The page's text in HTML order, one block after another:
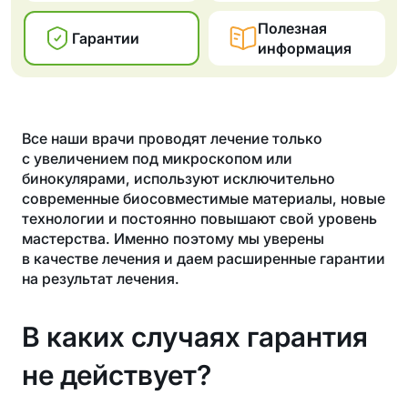
Гарантии
Полезная
информация
Все наши врачи проводят лечение только
с увеличением под микроскопом или
бинокулярами, используют исключительно
современные биосовместимые материалы, новые
технологии и постоянно повышают свой уровень
мастерства. Именно поэтому мы уверены
в качестве лечения и даем расширенные гарантии
на результат лечения.
В каких случаях гарантия
не действует?